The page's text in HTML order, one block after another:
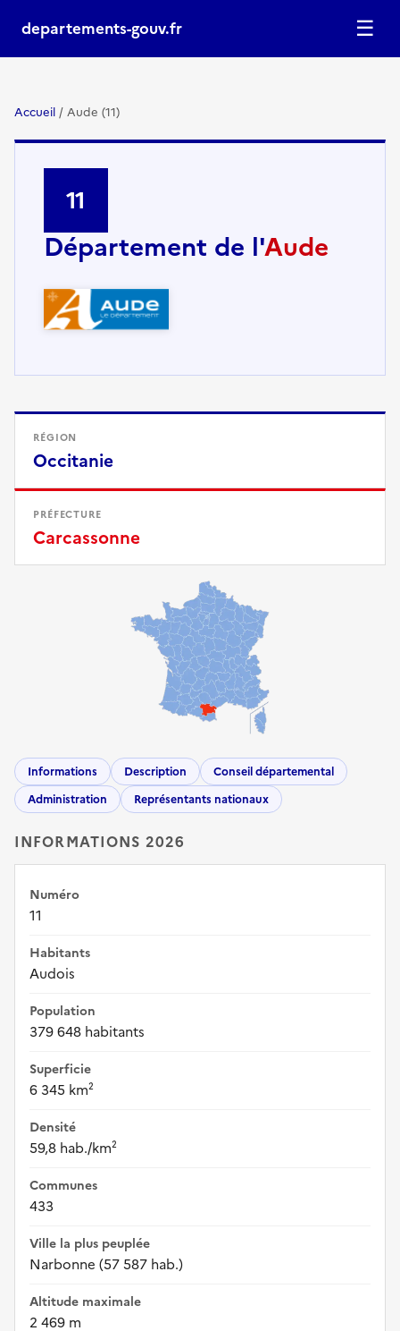
departements-gouv.fr ☰
Accueil / Aude (11)
11
Département de l'Aude
RÉGION
Occitanie
PRÉFECTURE
Carcassonne
Informations Description
Conseil départemental
Administration
Représentants nationaux
INFORMATIONS 2026
Numéro
11
Habitants
Audois
Population
379 648 habitants
Superficie
6 345 km²
Densité
59,8 hab./km²
Communes
433
Ville la plus peuplée
Narbonne (57 587 hab.)
Altitude maximale
2 469 m